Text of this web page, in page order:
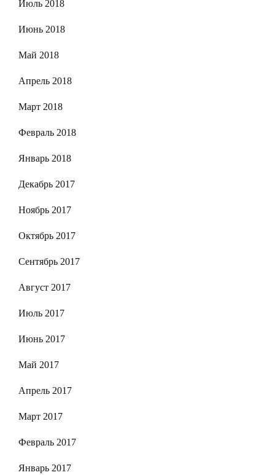
Июль 2018
Июнь 2018
Май 2018
Апрель 2018
Март 2018
Февраль 2018
Январь 2018
Декабрь 2017
Ноябрь 2017
Октябрь 2017
Сентябрь 2017
Август 2017
Июль 2017
Июнь 2017
Май 2017
Апрель 2017
Март 2017
Февраль 2017
Январь 2017